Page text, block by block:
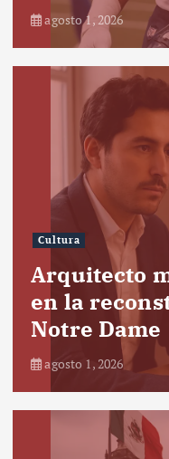
agosto 1, 2026
Cultura
Arquitecto
en la
Notre Dame
agosto 1, 2026